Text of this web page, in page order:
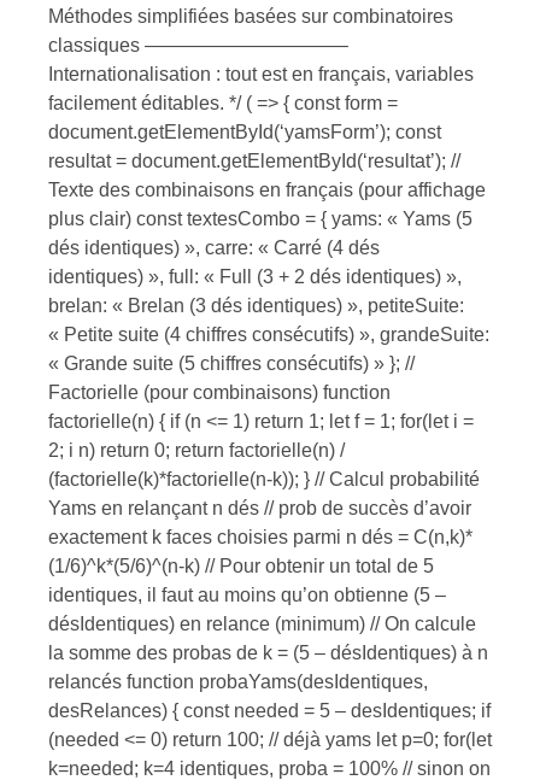
Méthodes simplifiées basées sur combinatoires
classiques ——————————–
Internationalisation : tout est en français, variables
facilement éditables. */ ( => { const form =
document.getElementById(‘yamsForm’); const
resultat = document.getElementById(‘resultat’); //
Texte des combinaisons en français (pour affichage
plus clair) const textesCombo = { yams: « Yams (5
dés identiques) », carre: « Carré (4 dés
identiques) », full: « Full (3 + 2 dés identiques) »,
brelan: « Brelan (3 dés identiques) », petiteSuite:
« Petite suite (4 chiffres consécutifs) », grandeSuite:
« Grande suite (5 chiffres consécutifs) » }; //
Factorielle (pour combinaisons) function
factorielle(n) { if (n <= 1) return 1; let f = 1; for(let i =
2; i n) return 0; return factorielle(n) /
(factorielle(k)*factorielle(n-k)); } // Calcul probabilité
Yams en relançant n dés // prob de succès d’avoir
exactement k faces choisies parmi n dés = C(n,k)*
(1/6)^k*(5/6)^(n-k) // Pour obtenir un total de 5
identiques, il faut au moins qu’on obtienne (5 –
désIdentiques) en relance (minimum) // On calcule
la somme des probas de k = (5 – désIdentiques) à n
relancés function probaYams(desIdentiques,
desRelances) { const needed = 5 – desIdentiques; if
(needed <= 0) return 100; // déjà yams let p=0; for(let
k=needed; k=4 identiques, proba = 100% // sinon on